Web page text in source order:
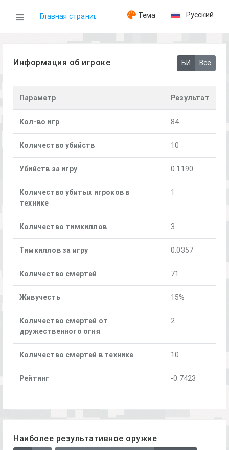
Главная страница Тема Русский
Информация об игроке БИ Все
Параметр Результат
Кол-во игр 84
Количество убийств 10
Убийств за игру 0.1190
Количество убитых игроков в
технике
1
Количество тимкиллов 3
Тимкиллов за игру 0.0357
Количество смертей 71
Живучесть 15%
Количество смертей от
дружественного огня
2
Количество смертей в технике 10
Рейтинг -0.7423
Наиболее результативное оружие